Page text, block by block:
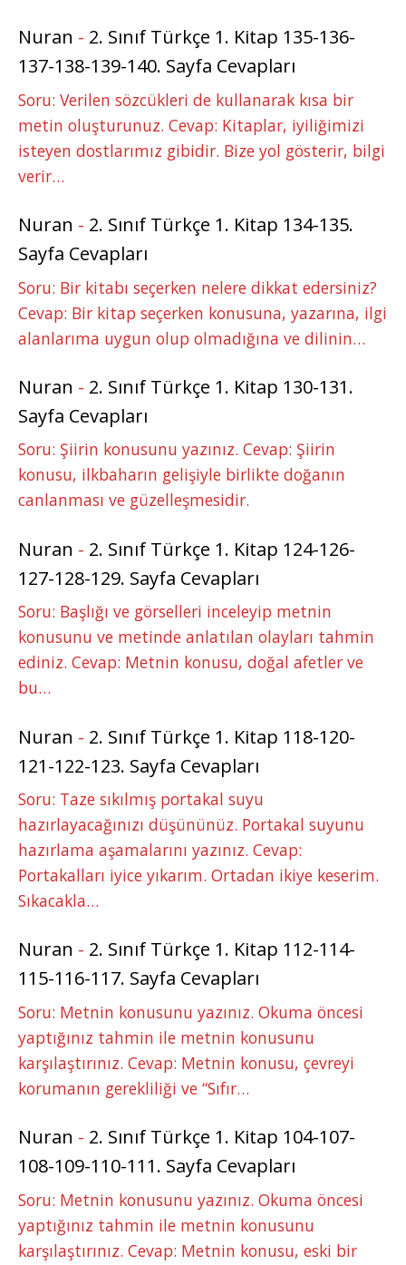
Nuran - 2. Sınıf Türkçe 1. Kitap 135-136-
137-138-139-140. Sayfa Cevapları
Soru: Verilen sözcükleri de kullanarak kısa bir
metin oluşturunuz. Cevap: Kitaplar, iyiliğimizi
isteyen dostlarımız gibidir. Bize yol gösterir, bilgi
verir…
Nuran - 2. Sınıf Türkçe 1. Kitap 134-135.
Sayfa Cevapları
Soru: Bir kitabı seçerken nelere dikkat edersiniz?
Cevap: Bir kitap seçerken konusuna, yazarına, ilgi
alanlarıma uygun olup olmadığına ve dilinin…
Nuran - 2. Sınıf Türkçe 1. Kitap 130-131.
Sayfa Cevapları
Soru: Şiirin konusunu yazınız. Cevap: Şiirin
konusu, ilkbaharın gelişiyle birlikte doğanın
canlanması ve güzelleşmesidir.
Nuran - 2. Sınıf Türkçe 1. Kitap 124-126-
127-128-129. Sayfa Cevapları
Soru: Başlığı ve görselleri inceleyip metnin
konusunu ve metinde anlatılan olayları tahmin
ediniz. Cevap: Metnin konusu, doğal afetler ve
bu…
Nuran - 2. Sınıf Türkçe 1. Kitap 118-120-
121-122-123. Sayfa Cevapları
Soru: Taze sıkılmış portakal suyu
hazırlayacağınızı düşününüz. Portakal suyunu
hazırlama aşamalarını yazınız. Cevap:
Portakalları iyice yıkarım. Ortadan ikiye keserim.
Sıkacakla…
Nuran - 2. Sınıf Türkçe 1. Kitap 112-114-
115-116-117. Sayfa Cevapları
Soru: Metnin konusunu yazınız. Okuma öncesi
yaptığınız tahmin ile metnin konusunu
karşılaştırınız. Cevap: Metnin konusu, çevreyi
korumanın gerekliliği ve “Sıfır…
Nuran - 2. Sınıf Türkçe 1. Kitap 104-107-
108-109-110-111. Sayfa Cevapları
Soru: Metnin konusunu yazınız. Okuma öncesi
yaptığınız tahmin ile metnin konusunu
karşılaştırınız. Cevap: Metnin konusu, eski bir